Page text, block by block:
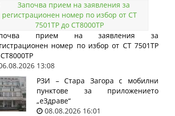
прием на заявления за
номер по избор от СТ 7501ТР
13:08
РЗИ – Стара Загора с мобилни
пунктове за приложението
„еЗдраве“
08.08.2026 16:01